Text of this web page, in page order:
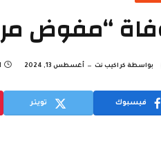
“مفوض
بواسطة كراكيب نت أغسطس 13, 2024 1 دقائق
فيسبوك تويتر